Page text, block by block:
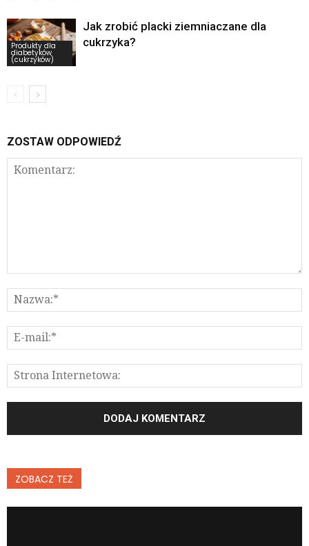
Produkty dla
diabetyków
(cukrzyków)
Jak zrobić placki ziemniaczane dla
cukrzyka?
ZOSTAW ODPOWIEDŹ
ZOBACZ TEŻ